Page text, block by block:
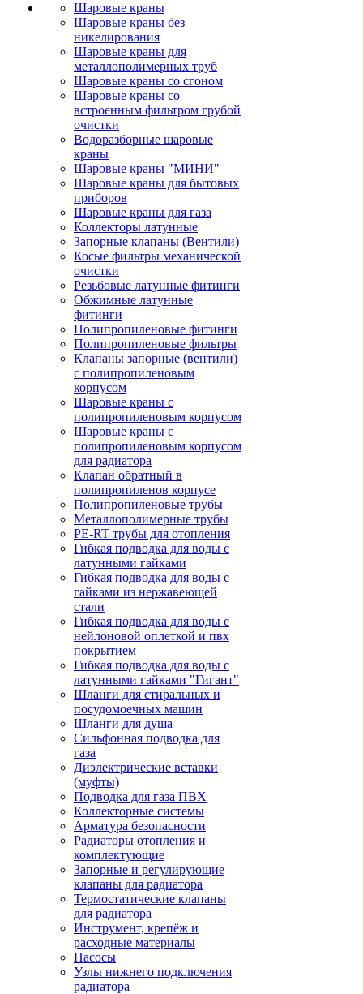
Шаровые краны
Шаровые краны без
никелирования
Шаровые краны для
металлополимерных труб
Шаровые краны со сгоном
Шаровые краны со
встроенным фильтром грубой
очистки
Водоразборные шаровые
краны
Шаровые краны "МИНИ"
Шаровые краны для бытовых
приборов
Шаровые краны для газа
Коллекторы латунные
Запорные клапаны (Вентили)
Косые фильтры механической
очистки
Резьбовые латунные фитинги
Обжимные латунные
фитинги
Полипропиленовые фитинги
Полипропиленовые фильтры
Клапаны запорные (вентили)
с полипропиленовым
корпусом
Шаровые краны с
полипропиленовым корпусом
Шаровые краны с
полипропиленовым корпусом
для радиатора
Клапан обратный в
полипропиленов корпусе
Полипропиленовые трубы
Металлополимерные трубы
PE-RT трубы для отопления
Гибкая подводка для воды с
латунными гайками
Гибкая подводка для воды с
гайками из нержавеющей
стали
Гибкая подводка для воды с
нейлоновой оплеткой и пвх
покрытием
Гибкая подводка для воды с
латунными гайками "Гигант"
Шланги для стиральных и
посудомоечных машин
Шланги для душа
Сильфонная подводка для
газа
Диэлектрические вставки
(муфты)
Подводка для газа ПВХ
Коллекторные системы
Арматура безопасности
Радиаторы отопления и
комплектующие
Запорные и регулирующие
клапаны для радиатора
Термостатические клапаны
для радиатора
Инструмент, крепёж и
расходные материалы
Насосы
Узлы нижнего подключения
радиатора